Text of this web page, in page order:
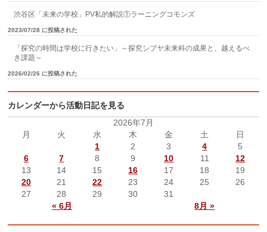
渋谷区「未来の学校」PV私的解説①ラーニングコモンズ
2023/07/28 に投稿された
「探究の時間は学校に行きたい」～探究シブヤ未来科の成果と、越えるべ
き課題～
2026/02/26 に投稿された
カレンダーから活動日記を見る
2026年7月
月
火 水 木 金 土 日
« 6月 8月 »
1 2 3 4
5
6
7 8 9 10 11
12
13
14 15 16 17 18
19
20
21 22 23 24 25
26
27
28 29 30 31